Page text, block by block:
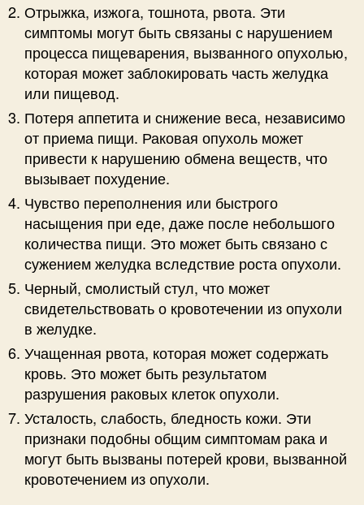
Отрыжка, изжога, тошнота, рвота. Эти
симптомы могут быть связаны с нарушением
процесса пищеварения, вызванного опухолью,
которая может заблокировать часть желудка
или пищевод.
Потеря аппетита и снижение веса, независимо
от приема пищи. Раковая опухоль может
привести к нарушению обмена веществ, что
вызывает похудение.
Чувство переполнения или быстрого
насыщения при еде, даже после небольшого
количества пищи. Это может быть связано с
сужением желудка вследствие роста опухоли.
Черный, смолистый стул, что может
свидетельствовать о кровотечении из опухоли
в желудке.
Учащенная рвота, которая может содержать
кровь. Это может быть результатом
разрушения раковых клеток опухоли.
Усталость, слабость, бледность кожи. Эти
признаки подобны общим симптомам рака и
могут быть вызваны потерей крови, вызванной
кровотечением из опухоли.